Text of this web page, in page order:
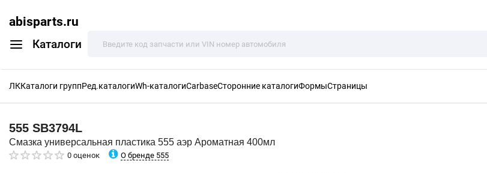
abisparts.ru
Каталоги
ЛККаталоги группРед.каталогиWh-каталогиCarbaseСторонние каталогиФормыСтраницы
555 SB3794L
Смазка универсальная пластика 555 аэр Ароматная 400мл
0 оценок О бренде 555